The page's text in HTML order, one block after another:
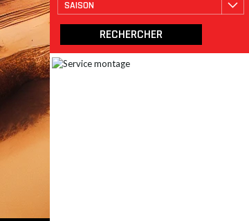
SAISON